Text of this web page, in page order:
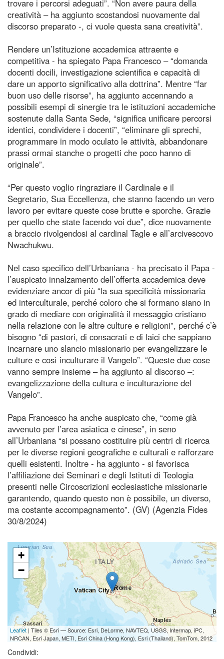
trovare i percorsi adeguati”. “Non avere paura della
creatività – ha aggiunto scostandosi nuovamente dal
discorso preparato -, ci vuole questa sana creatività”.
Rendere un’Istituzione accademica attraente e
competitiva - ha spiegato Papa Francesco – “domanda
docenti docili, investigazione scientifica e capacità di
dare un apporto significativo alla dottrina”. Mentre “far
buon uso delle risorse”, ha aggiunto accennando a
possibili esempi di sinergie tra le istituzioni accademiche
sostenute dalla Santa Sede, “significa unificare percorsi
identici, condividere i docenti”, “eliminare gli sprechi,
programmare in modo oculato le attività, abbandonare
prassi ormai stanche o progetti che poco hanno di
originale”.
“Per questo voglio ringraziare il Cardinale e il
Segretario, Sua Eccellenza, che stanno facendo un vero
lavoro per evitare queste cose brutte e sporche. Grazie
per quello che state facendo voi due”, dice nuovamente
a braccio rivolgendosi al cardinal Tagle e all’arcivescovo
Nwachukwu.
Nel caso specifico dell’Urbaniana - ha precisato il Papa -
l’auspicato innalzamento dell’offerta accademica deve
evidenziare ancor di più “la sua specificità missionaria
ed interculturale, perché coloro che si formano siano in
grado di mediare con originalità il messaggio cristiano
nella relazione con le altre culture e religioni”, perché c’è
bisogno “di pastori, di consacrati e di laici che sappiano
incarnare uno slancio missionario per evangelizzare le
culture e così inculturare il Vangelo”. “Queste due cose
vanno sempre insieme – ha aggiunto al discorso –:
evangelizzazione della cultura e inculturazione del
Vangelo”.
Papa Francesco ha anche auspicato che, “come già
avvenuto per l’area asiatica e cinese”, in seno
all’Urbaniana “si possano costituire più centri di ricerca
per le diverse regioni geografiche e culturali e rafforzare
quelli esistenti. Inoltre - ha aggiunto - si favorisca
l’affiliazione dei Seminari e degli Istituti di Teologia
presenti nelle Circoscrizioni ecclesiastiche missionarie
garantendo, quando questo non è possibile, un diverso,
ma costante accompagnamento”. (GV) (Agenzia Fides
30/8/2024)
+
−
Leaflet | Tiles © Esri — Source: Esri, DeLorme, NAVTEQ, USGS, Intermap, iPC,
NRCAN, Esri Japan, METI, Esri China (Hong Kong), Esri (Thailand), TomTom, 2012
Condividi: